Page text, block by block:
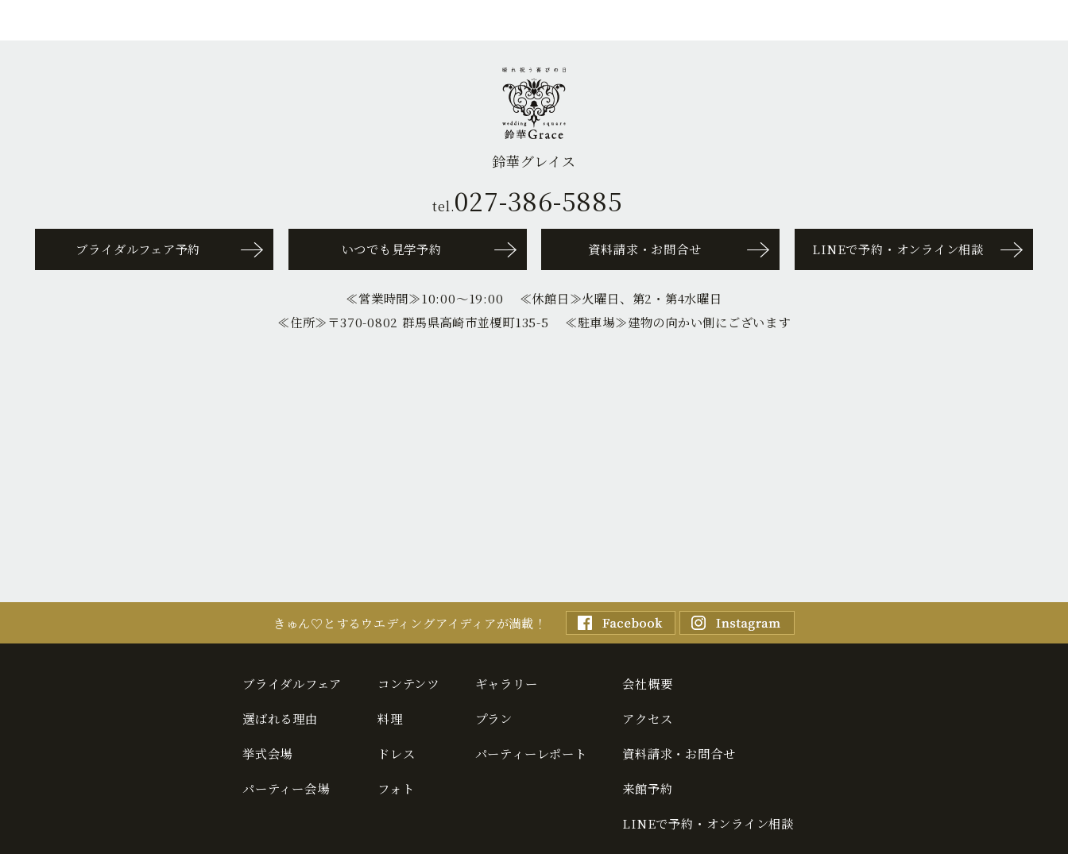
鈴華グレイス
tel.027-386-5885
ブライダルフェア予約 いつでも見学予約 資料請求・お問合せ LINEで予約・オンライン相談
≪営業時間≫10:00〜19:00 ≪休館日≫火曜日、第2・第4水曜日
≪住所≫〒370-0802 群馬県高崎市並榎町135-5 ≪駐車場≫建物の向かい側にございます
きゅん♡とするウエディングアイディアが満載！
ブライダルフェア
選ばれる理由
挙式会場
パーティー会場
コンテンツ
料理
ドレス
フォト
ギャラリー
プラン
パーティーレポート
会社概要
アクセス
資料請求・お問合せ
来館予約
LINEで予約・オンライン相談